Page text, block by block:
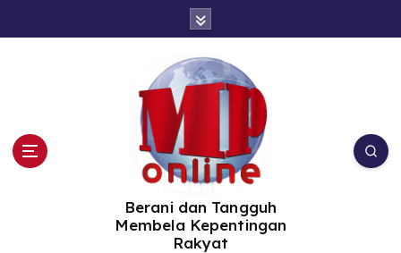
Berani dan Tangguh
Membela Kepentingan
Rakyat